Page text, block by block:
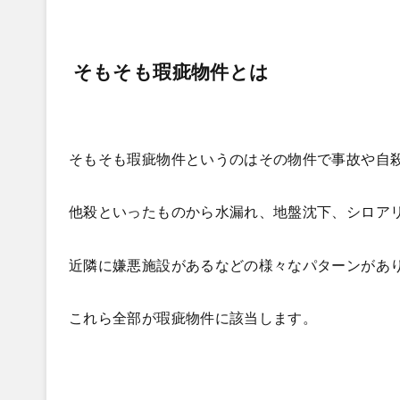
そもそも瑕疵物件とは
そもそも瑕疵物件というのはその物件で事故や自殺
他殺といったものから水漏れ、地盤沈下、シロア
近隣に嫌悪施設があるなどの様々なパターンがあり
これら全部が瑕疵物件に該当します。